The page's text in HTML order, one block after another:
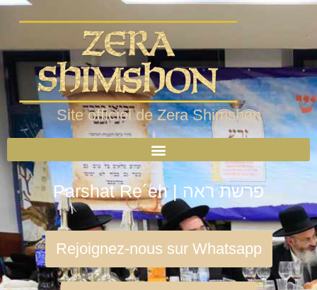
Site officiel de Zera Shimshon
Parshat Re´eh | פרשת ראה
Rejoignez-nous sur Whatsapp